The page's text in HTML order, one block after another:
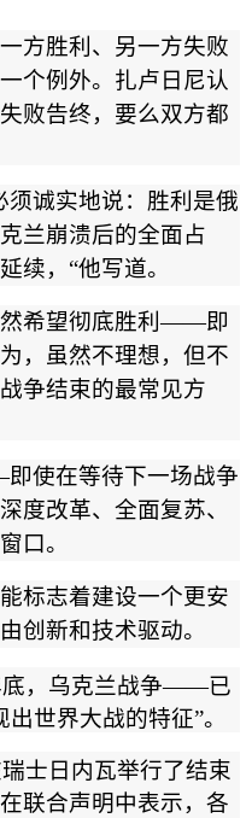
方胜利、另一方失败
个例外。扎卢日尼认
败告终，要么双方都
诚实地说：胜利是俄
兰崩溃后的全面占
续， “他写道。
希望彻底胜利——即
，虽然不理想，但不
争结束的最常见方
即使在等待下一场战争
度改革、全面复苏、
口。
标志着建设一个更安
创新和技术驱动。
，乌克兰战争——已
出世界大战的特征”。
士日内瓦举行了结束
联合声明中表示，各